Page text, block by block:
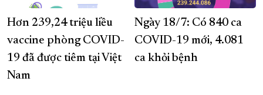
Hơn 239,24 triệu liều
vaccine phòng COVID-
19 đã được tiêm tại Việt
Nam
Ngày 18/7: Có 840 ca
COVID-19 mới, 4.081
ca khỏi bệnh